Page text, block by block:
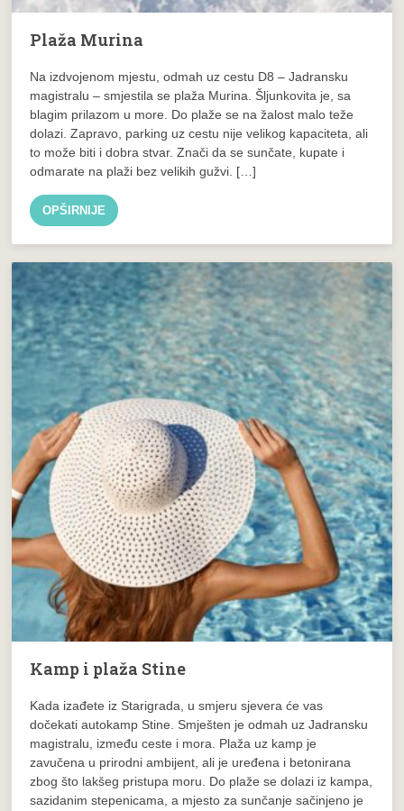
Plaža Murina
Na izdvojenom mjestu, odmah uz cestu D8 – Jadransku
magistralu – smjestila se plaža Murina. Šljunkovita je, sa
blagim prilazom u more. Do plaže se na žalost malo teže
dolazi. Zapravo, parking uz cestu nije velikog kapaciteta, ali
to može biti i dobra stvar. Znači da se sunčate, kupate i
odmarate na plaži bez velikih gužvi. […]
OPŠIRNIJE
Kamp i plaža Stine
Kada izađete iz Starigrada, u smjeru sjevera će vas
dočekati autokamp Stine. Smješten je odmah uz Jadransku
magistralu, između ceste i mora. Plaža uz kamp je
zavučena u prirodni ambijent, ali je uređena i betonirana
zbog što lakšeg pristupa moru. Do plaže se dolazi iz kampa,
sazidanim stepenicama, a mjesto za sunčanje sačinjeno je